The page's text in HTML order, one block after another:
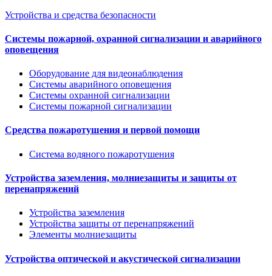
Устройства и средства безопасности
Системы пожарной, охранной сигнализации и аварийного
оповещения
Оборудование для видеонаблюдения
Системы аварийного оповещения
Системы охранной сигнализации
Системы пожарной сигнализации
Средства пожаротушения и первой помощи
Система водяного пожаротушения
Устройства заземления, молниезащиты и защиты от
перенапряжений
Устройства заземления
Устройства защиты от перенапряжений
Элементы молниезащиты
Устройства оптической и акустической сигнализации